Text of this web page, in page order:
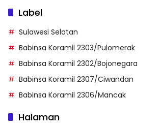
Label
Sulawesi Selatan
Babinsa Koramil 2303/Pulomerak
Babinsa Koramil 2302/Bojonegara
Babinsa Koramil 2307/Ciwandan
Babinsa Koramil 2306/Mancak
Halaman